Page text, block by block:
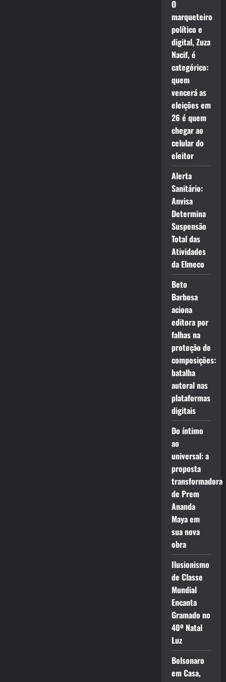
O
marqueteiro
político e
digital, Zuza
Nacif, é
categórico:
quem
vencerá as
eleições em
26 é quem
chegar ao
celular do
eleitor
Alerta
Sanitário:
Anvisa
Determina
Suspensão
Total das
Atividades
da Elmeco
Beto
Barbosa
aciona
editora por
falhas na
proteção de
composições:
batalha
autoral nas
plataformas
digitais
Do íntimo
ao
universal: a
proposta
transformadora
de Prem
Ananda
Maya em
sua nova
obra
Ilusionismo
de Classe
Mundial
Encanta
Gramado no
40º Natal
Luz
Bolsonaro
em Casa,